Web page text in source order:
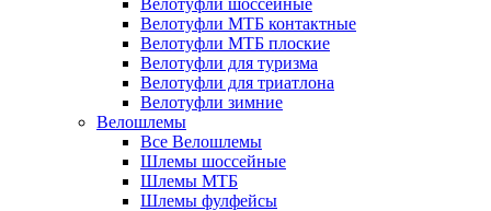
Велотуфли шоссейные
Велотуфли МТБ контактные
Велотуфли МТБ плоские
Велотуфли для туризма
Велотуфли для триатлона
Велотуфли зимние
Велошлемы
Все Велошлемы
Шлемы шоссейные
Шлемы МТБ
Шлемы фулфейсы